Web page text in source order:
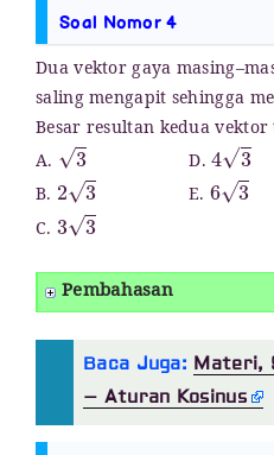
Soal Nomor 4
Dua vektor gaya
saling mengapit sehingga
Besar resultan kedua
A. 3 D.43
B. 2 3 E. 63
C. 33
Pembahasan
Baca Juga: Materi,
– Aturan Kosinus